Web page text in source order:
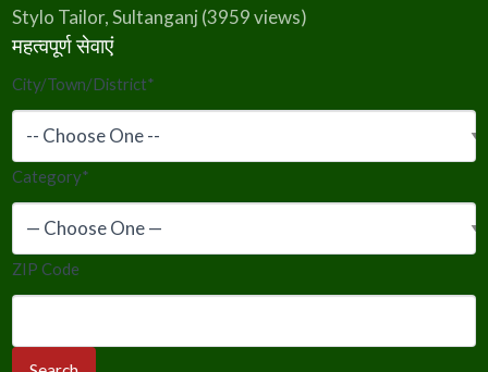
Stylo Tailor, Sultanganj (3959 views)
महत्वपूर्ण सेवाएं
City/Town/District*
Category*
ZIP Code